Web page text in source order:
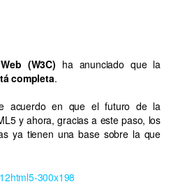
(W3C) ha anunciado que la
completa.
acuerdo en que el futuro de la
y ahora, gracias a este paso, los
ya tienen una base sobre la que